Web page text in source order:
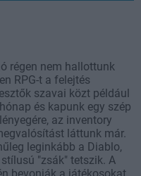
régen nem hallottunk
RPG-t a felejtés
szavai közt például
és kapunk egy szép
az inventory
láttunk már.
leginkább a Diablo,
"zsák" tetszik. A